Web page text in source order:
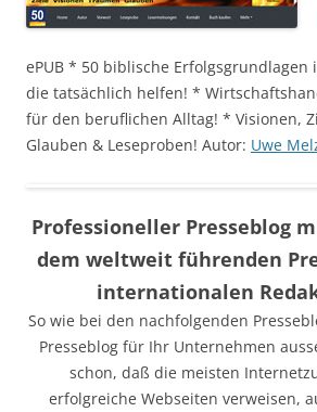
ePUB * 50 biblische Erfolgsgrundlagen
die tatsächlich helfen! *
für den beruflichen Alltag! * Visionen,
Glauben & Leseproben! Autor: Uwe
Professioneller Presseblog
dem weltweit führenden
internationalen
So wie bei den nachfolgenden
Presseblog für Ihr Unternehmen
schon, daß die meisten
erfolgreiche Webseiten verweisen,